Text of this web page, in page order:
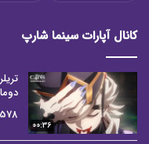
کانال آپارات سینما شارپ
00:36
578 بازدید